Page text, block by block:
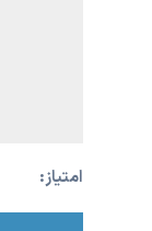
امتیاز: